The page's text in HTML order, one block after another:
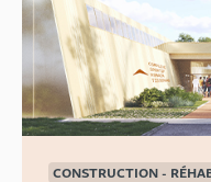
CONSTRUCTION -